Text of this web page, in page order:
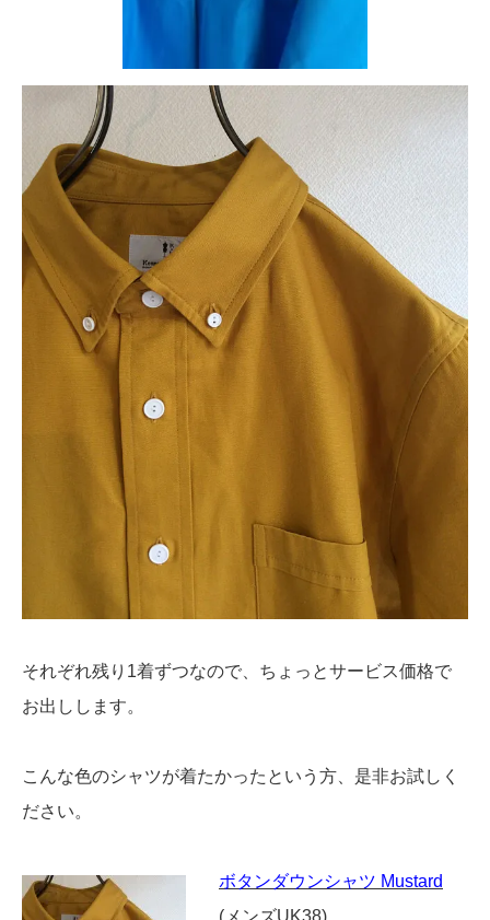
それぞれ残り1着ずつなので、ちょっとサービス価格で
お出しします。
こんな色のシャツが着たかったという方、是非お試しく
ださい。
ボタンダウンシャツ Mustard